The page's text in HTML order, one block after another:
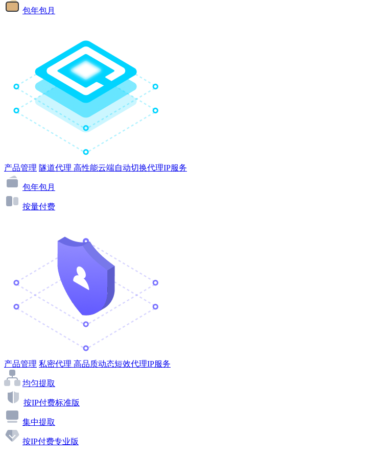
包年包月
产品管理 隧道代理 高性能云端自动切换代理IP服务
包年包月
按量付费
产品管理 私密代理 高品质动态短效代理IP服务
均匀提取
按IP付费标准版
集中提取
按IP付费专业版